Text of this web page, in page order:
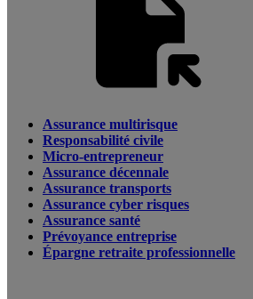
Assurance multirisque
Responsabilité civile
Micro-entrepreneur
Assurance décennale
Assurance transports
Assurance cyber risques
Assurance santé
Prévoyance entreprise
Épargne retraite professionnelle